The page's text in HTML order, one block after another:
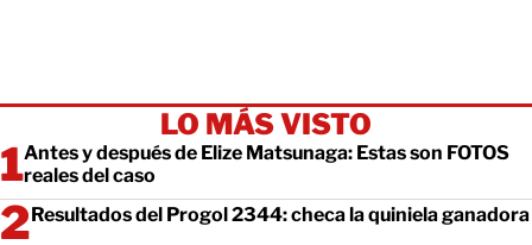
LO MÁS VISTO
Antes y después de Elize Matsunaga: Estas son FOTOS
reales del caso
Resultados del Progol 2344: checa la quiniela ganadora